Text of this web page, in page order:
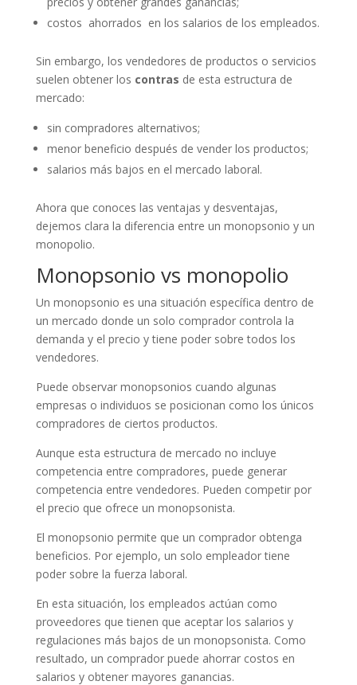
costos ahorrados en los salarios de los empleados.
Sin embargo, los vendedores de productos o servicios
suelen obtener los contras de esta estructura de
mercado:
sin compradores alternativos;
menor beneficio después de vender los productos;
salarios más bajos en el mercado laboral.
Ahora que conoces las ventajas y desventajas,
dejemos clara la diferencia entre un monopsonio y un
monopolio.
Monopsonio vs monopolio
Un monopsonio es una situación específica dentro de
un mercado donde un solo comprador controla la
demanda y el precio y tiene poder sobre todos los
vendedores.
Puede observar monopsonios cuando algunas
empresas o individuos se posicionan como los únicos
compradores de ciertos productos.
Aunque esta estructura de mercado no incluye
competencia entre compradores, puede generar
competencia entre vendedores. Pueden competir por
el precio que ofrece un monopsonista.
El monopsonio permite que un comprador obtenga
beneficios. Por ejemplo, un solo empleador tiene
poder sobre la fuerza laboral.
En esta situación, los empleados actúan como
proveedores que tienen que aceptar los salarios y
regulaciones más bajos de un monopsonista. Como
resultado, un comprador puede ahorrar costos en
salarios y obtener mayores ganancias.